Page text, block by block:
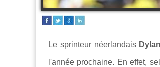
Le sprinteur néerlandais
l'année prochaine. En effet,